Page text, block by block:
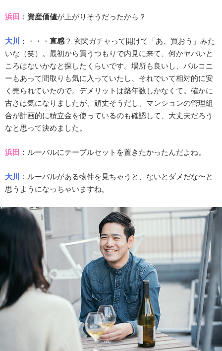
浜田 ： 資産価値が上がりそうだったから？
大川 ：・・・ 直感 ？ 玄関ガチャって開けて「あ、買おう」みた
いな（笑）。最初から買うつもりで内見に来て、何かヤバいと
ころはないかなと探したくらいです。場所も良いし、バルコニ
ーもあって間取りも気に入っていたし、それでいて相対的に安
く売られていたので。デメリットは築年数しかなくて。確かに
古さは気になりましたが、頑丈そうだし、マンションの管理組
合が計画的に積立金を使っているのも確認して、大丈夫だろう
なと思って決めました。
浜田 ：ルーバルにテーブルセットを置きたかったんだよね。
大川
：ルーバルがある物件を見ちゃうと、ないとダメだな〜と
思うようになっちゃいますね。